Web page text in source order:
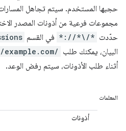
حجبها المستخدم. سيتم تجاهل
مجموعات فرعية من أذونات المصدر
حدّدت *://*\/* في القسم
البيان، يمكنك طلب
أثناء طلب الأذونات، سيتم رفض الوعد.
المعلمات
أذونات